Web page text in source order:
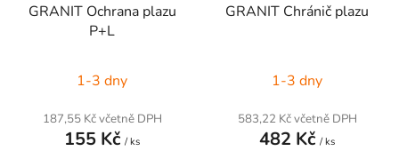
GRANIT Ochrana plazu
P+L
1-3 dny
187,55 Kč včetně DPH
155 Kč / ks
GRANIT Chránič plazu
1-3 dny
583,22 Kč včetně DPH
482 Kč / ks